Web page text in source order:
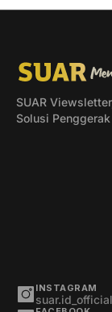
SUAR
Solusi
INSTAGRAM
suar.id_official